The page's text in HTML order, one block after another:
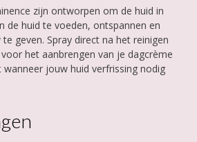
zijn ontworpen om de huid in
de huid te voeden, ontspannen en
geven. Spray direct na het reinigen
het aanbrengen van je dagcrème
jouw huid verfrissing nodig